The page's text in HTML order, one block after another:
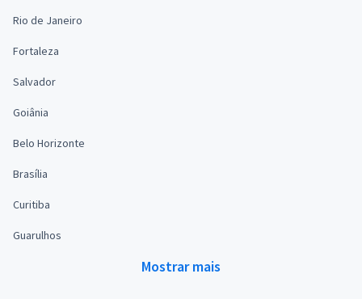
Rio de Janeiro
Fortaleza
Salvador
Goiânia
Belo Horizonte
Brasília
Curitiba
Guarulhos
Mostrar mais